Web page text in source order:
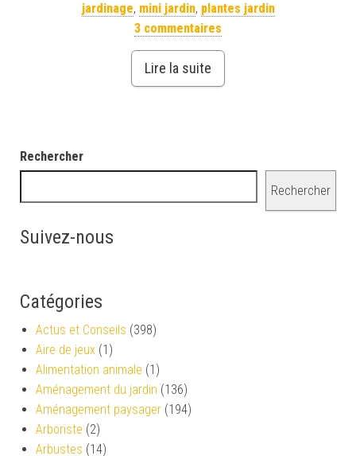
jardinage, mini jardin, plantes jardin
3 commentaires
Lire la suite
Rechercher
Rechercher
Suivez-nous
Catégories
Actus et Conseils (398)
Aire de jeux (1)
Alimentation animale (1)
Aménagement du jardin (136)
Aménagement paysager (194)
Arboriste (2)
Arbustes (14)